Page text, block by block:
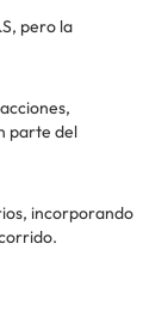
pero la
parte del
incorporando